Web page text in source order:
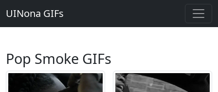
UINona GIFs
Pop Smoke GIFs